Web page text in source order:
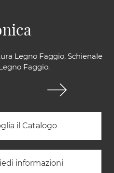
Legno Faggio, Schienale
Faggio.
il Catalogo
informazioni